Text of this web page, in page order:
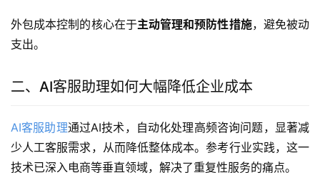
外包成本控制的核心在于主动管理和预防性措施，避免被动
支出。
二、AI客服助理如何大幅降低企业成本
AI客服助理通过AI技术，自动化处理高频咨询问题，显著减
少人工客服需求，从而降低整体成本。参考行业实践，这一
技术已深入电商等垂直领域，解决了重复性服务的痛点。